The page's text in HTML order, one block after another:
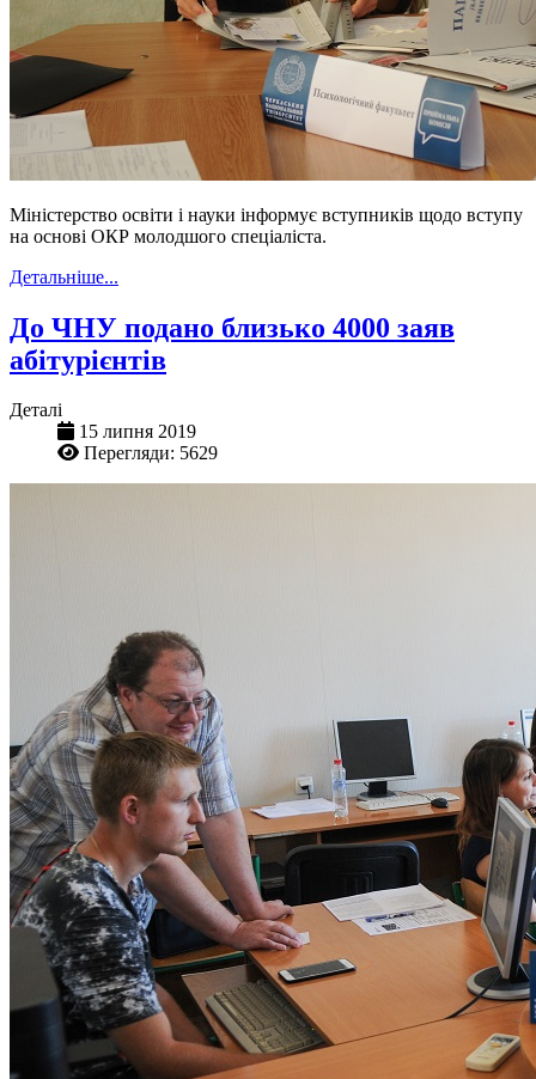
Міністерство освіти і науки інформує вступників щодо вступу
на основі ОКР молодшого спеціаліста.
Детальніше...
До ЧНУ подано близько 4000 заяв
абітурієнтів
Деталі
15 липня 2019
Перегляди: 5629